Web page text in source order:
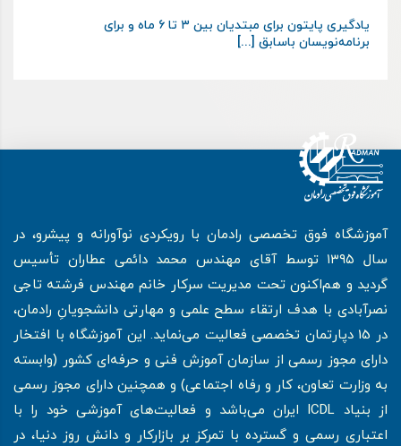
یادگیری پایتون برای مبتدیان بین ۳ تا ۶ ماه و برای
برنامه‌نویسان باسابق [...]
آموزشگاه فوق تخصصی رادمان با رویکردی نوآورانه و پیشرو، در
سال ۱۳۹۵ توسط آقای مهندس محمد دائمی عطاران تأسیس
گردید و هم‌اکنون تحت مدیریت سرکار خانم مهندس فرشته تاجی
نصرآبادی با هدف ارتقاء سطح علمی و مهارتی دانشجویانِ رادمان،
در 15 دپارتمان تخصصی فعالیت می‌نماید. این آموزشگاه با افتخار
دارای مجوز رسمی از سازمان آموزش فنی و حرفه‌ای کشور (وابسته
به وزارت تعاون، کار و رفاه اجتماعی) و همچنین دارای مجوز رسمی
از بنیاد ICDL ایران می‌باشد و فعالیت‌های آموزشی خود را با
اعتباری رسمی و گسترده با تمرکز بر بازارکار و دانش روز دنیا، در